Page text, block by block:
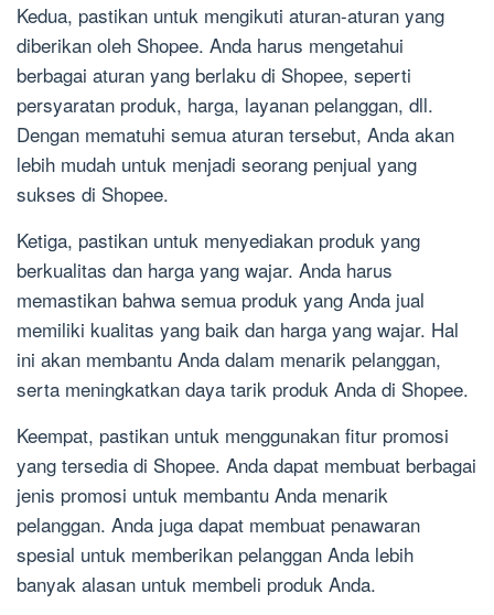
Kedua, pastikan untuk mengikuti aturan-aturan yang
diberikan oleh Shopee. Anda harus mengetahui
berbagai aturan yang berlaku di Shopee, seperti
persyaratan produk, harga, layanan pelanggan, dll.
Dengan mematuhi semua aturan tersebut, Anda akan
lebih mudah untuk menjadi seorang penjual yang
sukses di Shopee.
Ketiga, pastikan untuk menyediakan produk yang
berkualitas dan harga yang wajar. Anda harus
memastikan bahwa semua produk yang Anda jual
memiliki kualitas yang baik dan harga yang wajar. Hal
ini akan membantu Anda dalam menarik pelanggan,
serta meningkatkan daya tarik produk Anda di Shopee.
Keempat, pastikan untuk menggunakan fitur promosi
yang tersedia di Shopee. Anda dapat membuat berbagai
jenis promosi untuk membantu Anda menarik
pelanggan. Anda juga dapat membuat penawaran
spesial untuk memberikan pelanggan Anda lebih
banyak alasan untuk membeli produk Anda.